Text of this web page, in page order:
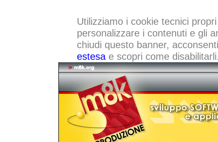
Utilizziamo i cookie tecnici
personalizzare i contenuti e gli
chiudi questo banner,
estesae scopri come